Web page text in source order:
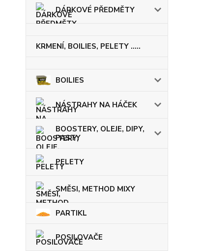
DÁRKOVÉ PŘEDMĚTY
KRMENÍ, BOILIES, PELETY .....
BOILIES
NÁSTRAHY NA HÁČEK
BOOSTERY, OLEJE, DIPY,
PASTY
PELETY
SMĚSI, METHOD MIXY
PARTIKL
POSILOVAČE